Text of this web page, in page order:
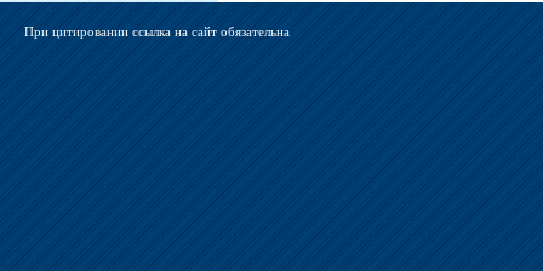
При цитировании ссылка на сайт обязательна